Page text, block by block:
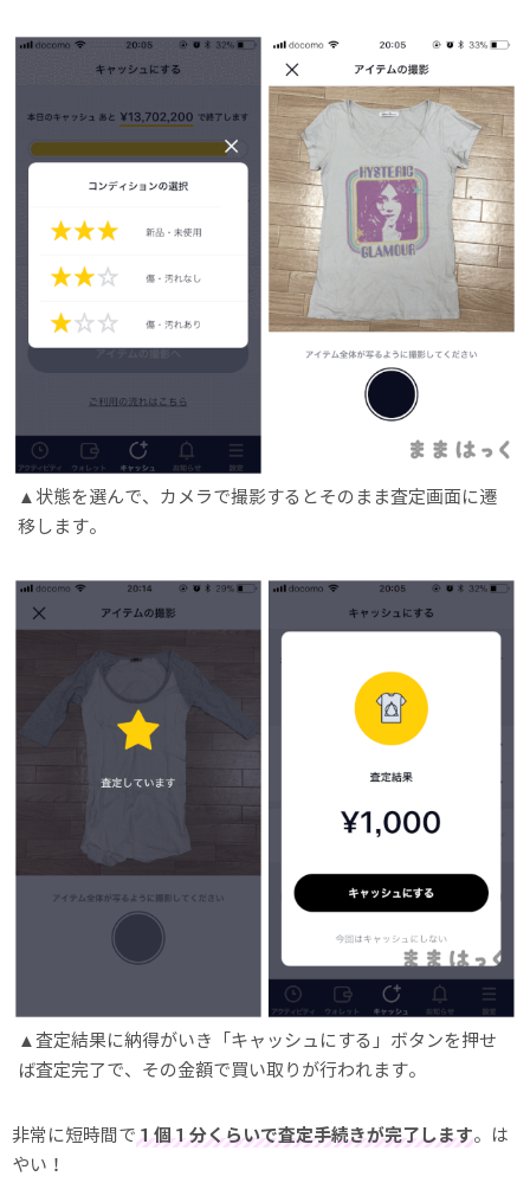
状態を選んで、カメラで撮影するとそのまま査定画面に遷
移します。
査定結果に納得がいき「キャッシュにする」ボタンを押せ
ば査定完了で、その金額で買い取りが行われます。
非常に短時間で１個１分くらいで査定手続きが完了します。は
やい！